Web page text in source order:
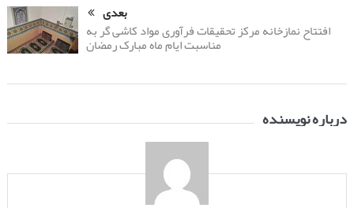
بعدی
افتتاح نمازخانه مرکز تحقیقات فرآوری مواد کاشی گر به
مناسبت ایام ماه مبارک رمضان
درباره نویسنده